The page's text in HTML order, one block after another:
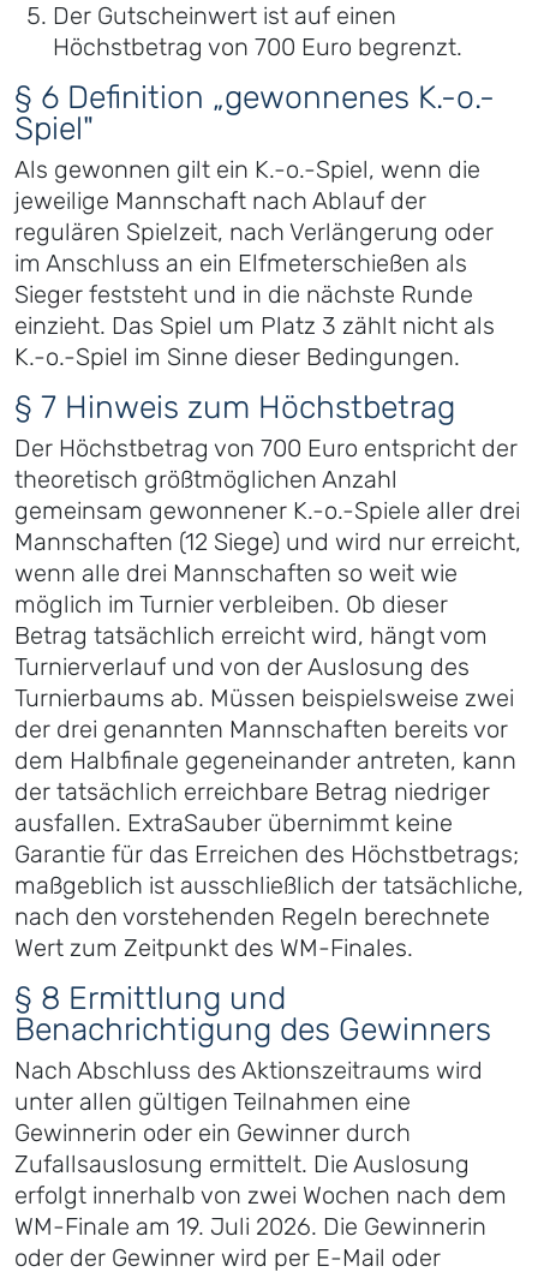
Der Gutscheinwert ist auf einen
Höchstbetrag von 700 Euro begrenzt.
§ 6 Definition „gewonnenes K.-o.-
Spiel"
Als gewonnen gilt ein K.-o.-Spiel, wenn die
jeweilige Mannschaft nach Ablauf der
regulären Spielzeit, nach Verlängerung oder
im Anschluss an ein Elfmeterschießen als
Sieger feststeht und in die nächste Runde
einzieht. Das Spiel um Platz 3 zählt nicht als
K.-o.-Spiel im Sinne dieser Bedingungen.
§ 7 Hinweis zum Höchstbetrag
Der Höchstbetrag von 700 Euro entspricht der
theoretisch größtmöglichen Anzahl
gemeinsam gewonnener K.-o.-Spiele aller drei
Mannschaften (12 Siege) und wird nur erreicht,
wenn alle drei Mannschaften so weit wie
möglich im Turnier verbleiben. Ob dieser
Betrag tatsächlich erreicht wird, hängt vom
Turnierverlauf und von der Auslosung des
Turnierbaums ab. Müssen beispielsweise zwei
der drei genannten Mannschaften bereits vor
dem Halbfinale gegeneinander antreten, kann
der tatsächlich erreichbare Betrag niedriger
ausfallen. ExtraSauber übernimmt keine
Garantie für das Erreichen des Höchstbetrags;
maßgeblich ist ausschließlich der tatsächliche,
nach den vorstehenden Regeln berechnete
Wert zum Zeitpunkt des WM-Finales.
§ 8 Ermittlung und
Benachrichtigung des Gewinners
Nach Abschluss des Aktionszeitraums wird
unter allen gültigen Teilnahmen eine
Gewinnerin oder ein Gewinner durch
Zufallsauslosung ermittelt. Die Auslosung
erfolgt innerhalb von zwei Wochen nach dem
WM-Finale am 19. Juli 2026. Die Gewinnerin
oder der Gewinner wird per E-Mail oder